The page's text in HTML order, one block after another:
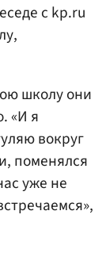
с kp.ru
школу они
«И я
вокруг
поменялся
уже не